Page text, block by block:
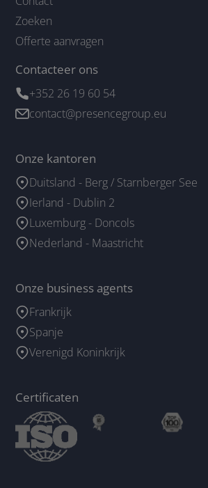
Zoeken
Offerte aanvragen
Contacteer ons
+352 26 19 60 54
contact@presencegroup.eu
Onze kantoren
Duitsland - Berg / Starnberger See
Ierland - Dublin 2
Luxemburg - Doncols
Nederland - Maastricht
Onze business agents
Frankrijk
Spanje
Verenigd Koninkrijk
Certificaten